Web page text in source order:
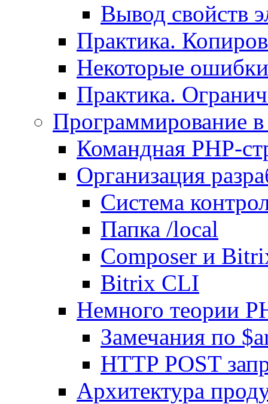
Вывод свойств
Практика.
Некоторые
Практика.
Программирование
Командная PHP-
Организация
Система
Папка /local
Composer и
Bitrix CLI
Немного теории
Замечания по
HTTP POST
Архитектура